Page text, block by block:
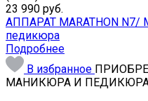
23 990 руб.
АППАРАТ MARATHON N7/
педикюра
Подробнее
В избранное
МАНИКЮРА И ПЕДИКЮРА